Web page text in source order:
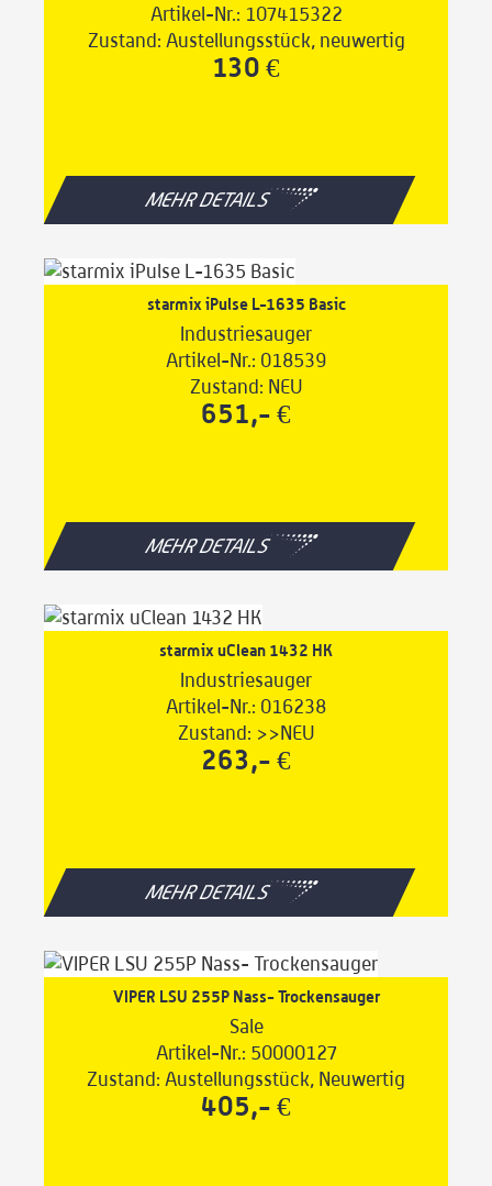
Artikel-Nr.: 107415322
Zustand: Austellungsstück, neuwertig
130 €
MEHR DETAILS
starmix iPulse L-1635 Basic
Industriesauger
Artikel-Nr.: 018539
Zustand: NEU
651,- €
MEHR DETAILS
starmix uClean 1432 HK
Industriesauger
Artikel-Nr.: 016238
Zustand: >>NEU
263,- €
MEHR DETAILS
VIPER LSU 255P Nass- Trockensauger
Sale
Artikel-Nr.: 50000127
Zustand: Austellungsstück, Neuwertig
405,- €